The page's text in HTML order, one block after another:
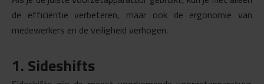
de efficiëntie verbeteren, maar ook de ergonomie van
medewerkers en de veiligheid verhogen.
1. Sideshifts